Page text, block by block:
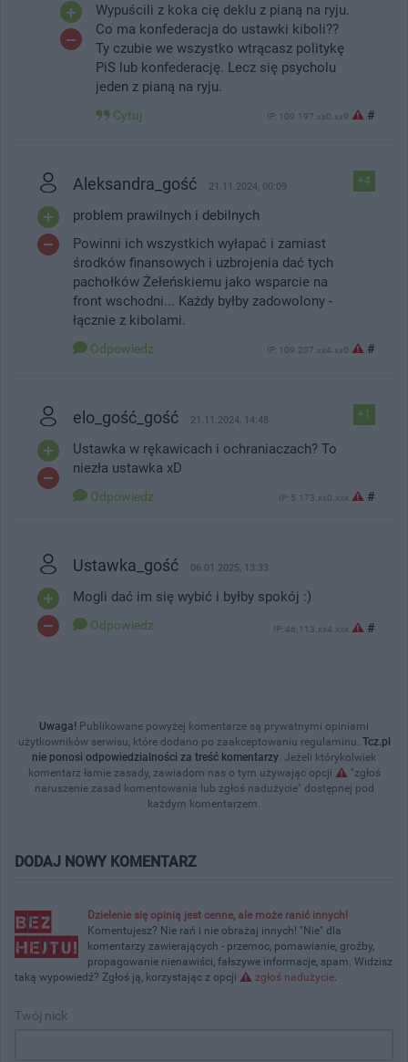
Wypuścili z koka cię deklu z pianą na ryju.
Co ma konfederacja do ustawki kiboli??
Ty czubie we wszystko wtrącasz politykę
PiS lub konfederację. Lecz się psycholu
jeden z pianą na ryju.
Cytuj IP: 109.197.xx0.xx9 #
+4
Aleksandra_gość 21.11.2024, 00:09
problem prawilnych i debilnych
Powinni ich wszystkich wyłapać i zamiast
środków finansowych i uzbrojenia dać tych
pachołków Żełeńskiemu jako wsparcie na
front wschodni... Każdy byłby zadowolony -
łącznie z kibolami.
Odpowiedz IP: 109.207.xx4.xx0 #
+1
elo_gość_gość 21.11.2024, 14:48
Ustawka w rękawicach i ochraniaczach? To
niezła ustawka xD
Odpowiedz IP: 5.173.xx0.xxx #
Ustawka_gość 06.01.2025, 13:33
Mogli dać im się wybić i byłby spokój :)
Odpowiedz IP: 46.113.xx4.xxx #
Uwaga! Publikowane powyżej komentarze są prywatnymi opiniami
użytkowników serwisu, które dodano po zaakceptowaniu regulaminu. Tcz.pl
nie ponosi odpowiedzialności za treść komentarzy. Jeżeli którykolwiek
komentarz łamie zasady, zawiadom nas o tym używając opcji
"zgłoś
naruszenie zasad komentowania lub zgłoś nadużycie" dostępnej pod
każdym komentarzem.
DODAJ NOWY KOMENTARZ
Dzielenie się opinią jest cenne, ale może ranić innych!
Komentujesz? Nie rań i nie obrażaj innych! "Nie" dla
komentarzy zawierających - przemoc, pomawianie, groźby,
propagowanie nienawiści, fałszywe informacje, spam. Widzisz
taką wypowiedź? Zgłoś ją, korzystając z opcji
zgłoś nadużycie.
Twój nick